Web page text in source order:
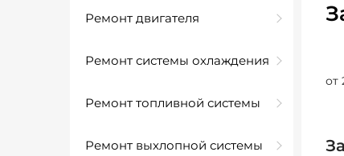
Ремонт двигателя
Ремонт системы охлаждения
Ремонт топливной системы
Ремонт выхлопной системы
от